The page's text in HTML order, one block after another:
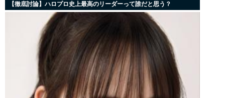
【徹底討論】ハロプロ史上最高のリーダーって誰だと思う？